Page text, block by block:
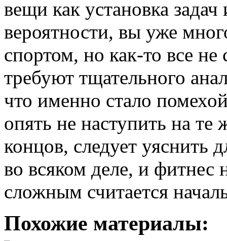
вещи как установка
вероятности, вы уже
спортом, но как-то все
требуют тщательного
что именно стало
опять не наступить на
концов, следует уяснить
во всяком деле, и
сложным считается
Похожие материалы: